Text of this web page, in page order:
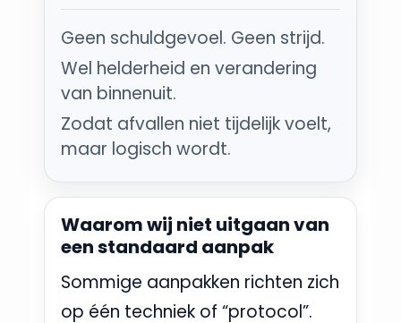
Geen schuldgevoel. Geen strijd.
Wel helderheid en verandering
van binnenuit.
Zodat afvallen niet tijdelijk voelt,
maar logisch wordt.
Waarom wij niet uitgaan van
een standaard aanpak
Sommige aanpakken richten zich
op één techniek of “protocol”.